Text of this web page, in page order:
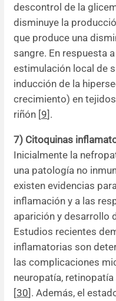
descontrol de la
disminuye la
que produce una
sangre. En respuesta
estimulación local de
inducción de la
crecimiento) en
riñón [9].
7) Citoquinas
Inicialmente la
una patología no
existen evidencias
inflamación y a las
aparición y desarrollo
Estudios recientes
inflamatorias son
las complicaciones
neuropatía,
[30]. Además, el